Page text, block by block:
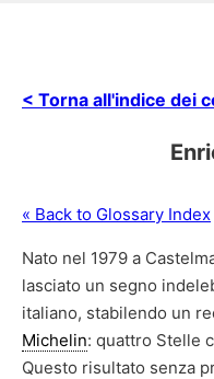
< Torna all'indice dei
« Back to Glossary Index
Nato nel 1979 a
lasciato un segno
italiano, stabilendo un
Michelin: quattro Stelle
Questo risultato senza